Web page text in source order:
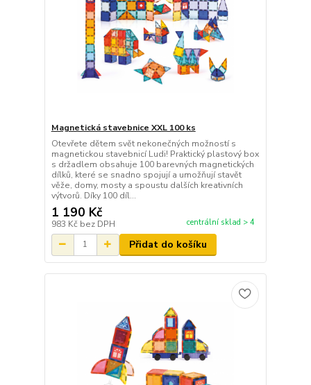
Magnetická stavebnice XXL 100 ks
Otevřete dětem svět nekonečných možností s
magnetickou stavebnicí Ludi! Praktický plastový box
s držadlem obsahuje 100 barevných magnetických
dílků, které se snadno spojují a umožňují stavět
věže, domy, mosty a spoustu dalších kreativních
výtvorů. Díky 100 díl...
1 190 Kč
983 Kč bez DPH centrální sklad > 4
Přidat do košíku